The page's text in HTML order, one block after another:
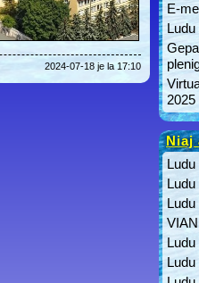
2024-07-18 je la 17:10
E-
Ludu
2025
Niaj